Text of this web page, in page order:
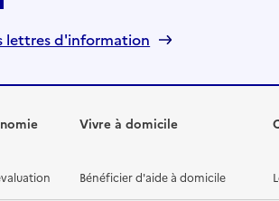
lettres d'information
Vivre à domicile
Bénéficier d'aide à domicile